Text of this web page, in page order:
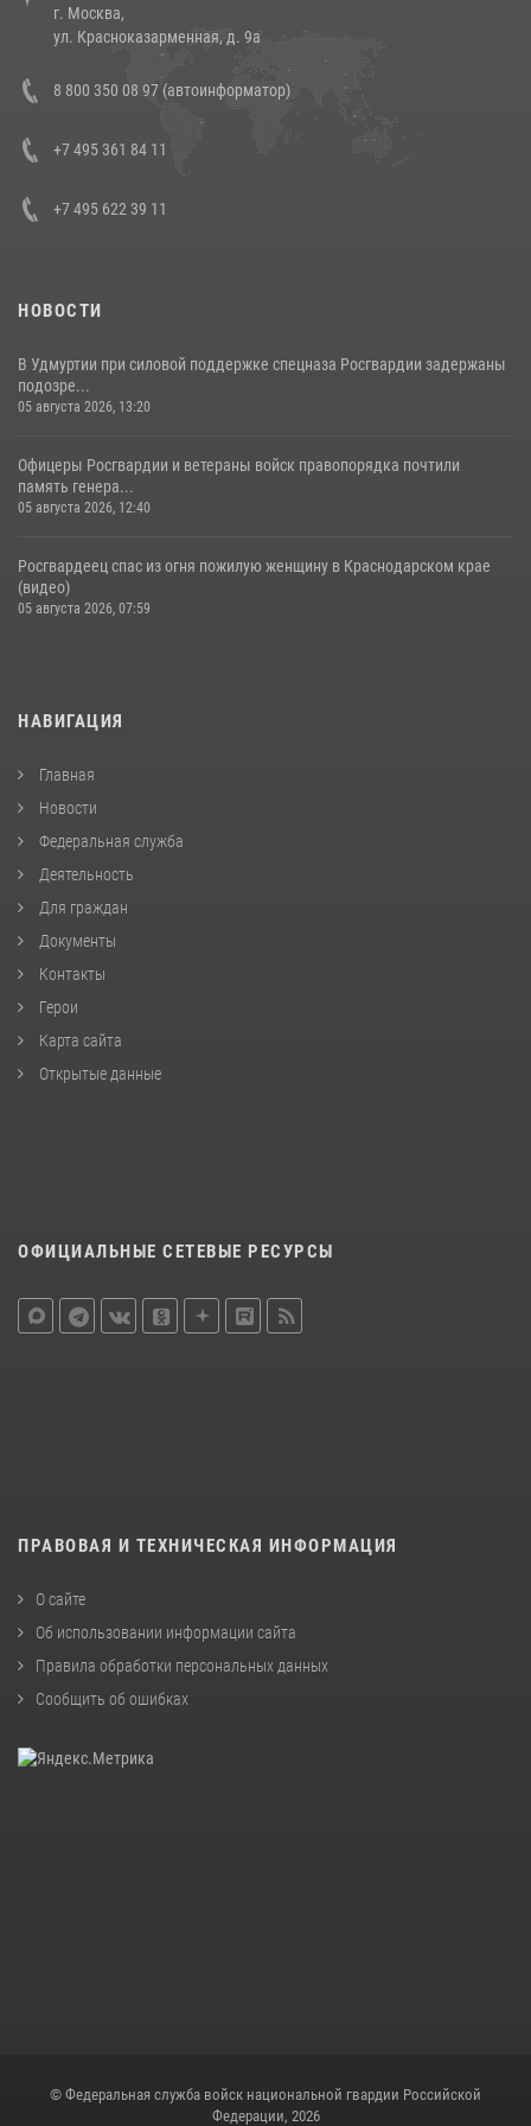
14 июля 2026, 12:20
В Росгвардии прошла военно-научная конференция по обобщению
боевого опыта
г. Москва,
ул. Красноказарменная, д. 9а
8 800 350 08 97 (автоинформатор)
+7 495 361 84 11
+7 495 622 39 11
НОВОСТИ
В Удмуртии при силовой поддержке спецназа Росгвардии задержаны
подозре...
05 августа 2026, 13:20
Офицеры Росгвардии и ветераны войск правопорядка почтили
память генера...
05 августа 2026, 12:40
Росгвардеец спас из огня пожилую женщину в Краснодарском крае
(видео)
05 августа 2026, 07:59
НАВИГАЦИЯ
Главная
Новости
Федеральная служба
Деятельность
Для граждан
Документы
Контакты
Герои
Карта сайта
Открытые данные
ОФИЦИАЛЬНЫЕ СЕТЕВЫЕ РЕСУРСЫ
ПРАВОВАЯ И ТЕХНИЧЕСКАЯ ИНФОРМАЦИЯ
О сайте
Об использовании информации сайта
Правила обработки персональных данных
Сообщить об ошибках
© Федеральная служба войск национальной гвардии Российской
Федерации, 2026